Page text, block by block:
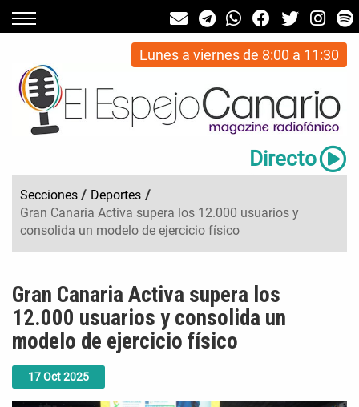
Lunes a viernes de 8:00 a 11:30
Directo
Secciones / Deportes /
Gran Canaria Activa supera los 12.000 usuarios y
consolida un modelo de ejercicio físico
17Oct2025
Gran Canaria Activa supera los
12.000 usuarios y consolida un
modelo de ejercicio físico